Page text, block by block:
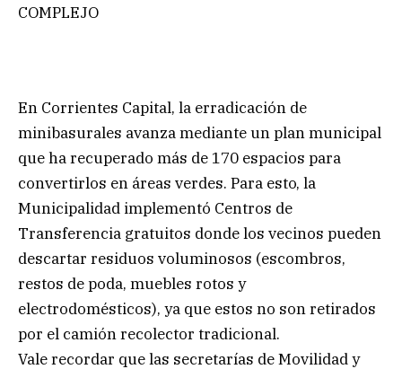
COMPLEJO
En Corrientes Capital, la erradicación de
minibasurales avanza mediante un plan municipal
que ha recuperado más de 170 espacios para
convertirlos en áreas verdes. Para esto, la
Municipalidad implementó Centros de
Transferencia gratuitos donde los vecinos pueden
descartar residuos voluminosos (escombros,
restos de poda, muebles rotos y
electrodomésticos), ya que estos no son retirados
por el camión recolector tradicional.
Vale recordar que las secretarías de Movilidad y